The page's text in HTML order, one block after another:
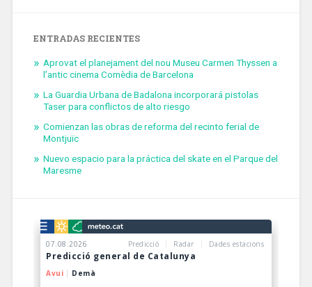
ENTRADAS RECIENTES
Aprovat el planejament del nou Museu Carmen Thyssen a
l’antic cinema Comèdia de Barcelona
La Guardia Urbana de Badalona incorporará pistolas
Taser para conflictos de alto riesgo
Comienzan las obras de reforma del recinto ferial de
Montjuïc
Nuevo espacio para la práctica del skate en el Parque del
Maresme